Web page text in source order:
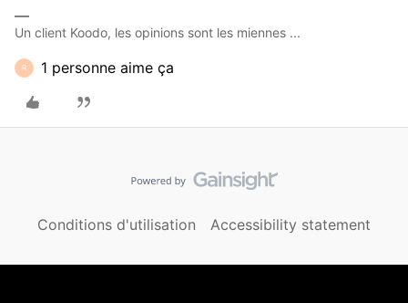
Un client Koodo, les opinions sont les miennes ...
R 1 personne aime ça
Conditions d'utilisation Accessibility statement